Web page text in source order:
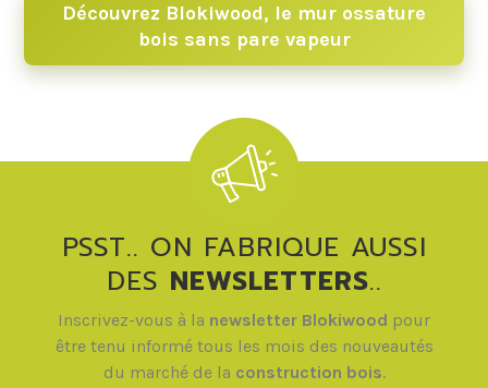
Découvrez Blokiwood, le mur ossature
bois sans pare vapeur
PSST.. ON FABRIQUE AUSSI
DES NEWSLETTERS..
Inscrivez-vous à la newsletter Blokiwood pour
être tenu informé tous les mois des nouveautés
du marché de la construction bois.